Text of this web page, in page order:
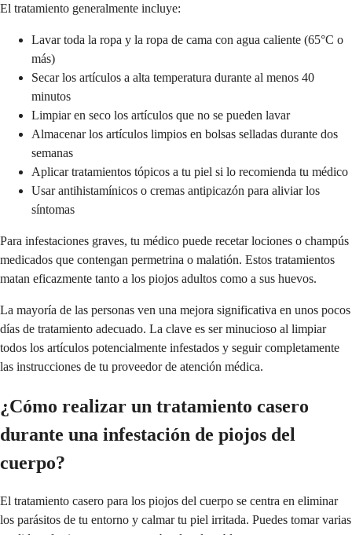
El tratamiento generalmente incluye:
Lavar toda la ropa y la ropa de cama con agua caliente (65°C o
más)
Secar los artículos a alta temperatura durante al menos 40
minutos
Limpiar en seco los artículos que no se pueden lavar
Almacenar los artículos limpios en bolsas selladas durante dos
semanas
Aplicar tratamientos tópicos a tu piel si lo recomienda tu médico
Usar antihistamínicos o cremas antipicazón para aliviar los
síntomas
Para infestaciones graves, tu médico puede recetar lociones o champús
medicados que contengan permetrina o malatión. Estos tratamientos
matan eficazmente tanto a los piojos adultos como a sus huevos.
La mayoría de las personas ven una mejora significativa en unos pocos
días de tratamiento adecuado. La clave es ser minucioso al limpiar
todos los artículos potencialmente infestados y seguir completamente
las instrucciones de tu proveedor de atención médica.
¿Cómo realizar un tratamiento casero
durante una infestación de piojos del
cuerpo?
El tratamiento casero para los piojos del cuerpo se centra en eliminar
los parásitos de tu entorno y calmar tu piel irritada. Puedes tomar varias